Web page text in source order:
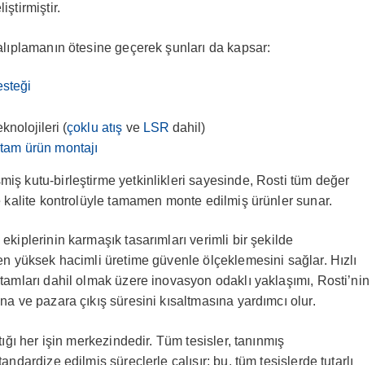
ötesine geçerek şunları da kapsar:
(çoklu atış ve LSR dahil)
tam ürün montajı
kutu-birleştirme yetkinlikleri sayesinde, Rosti tüm değer
kontrolüyle tamamen monte edilmiş ürünler sunar.
karmaşık tasarımları verimli bir şekilde
yüksek hacimli üretime güvenle ölçeklemesini sağlar. Hızlı
dahil olmak üzere inovasyon odaklı yaklaşımı, Rosti’nin
ve pazara çıkış süresini kısaltmasına yardımcı olur.
her işin merkezindedir. Tüm tesisler, tanınmış
edilmiş süreçlerle çalışır; bu, tüm tesislerde tutarlı